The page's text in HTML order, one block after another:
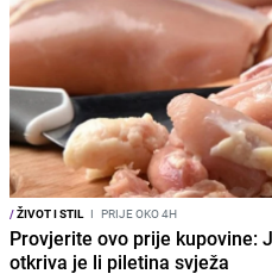
/ŽIVOT I STIL I PRIJE OKO 4H
Provjerite ovo prije kupovine:
otkriva je li piletina svježa